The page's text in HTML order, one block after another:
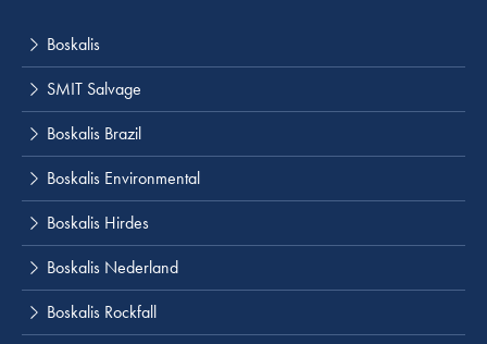
Boskalis
SMIT Salvage
Boskalis Brazil
Boskalis Environmental
Boskalis Hirdes
Boskalis Nederland
Boskalis Rockfall